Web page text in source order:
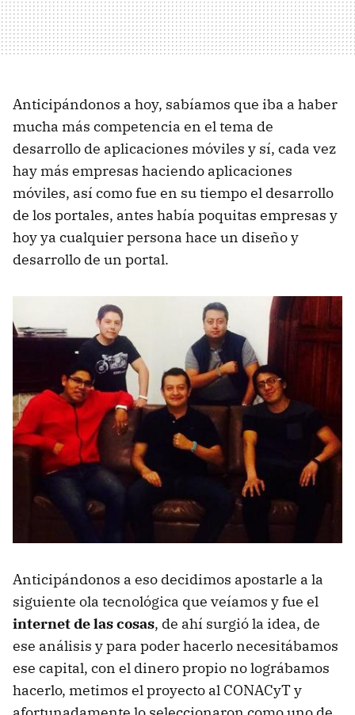
Anticipándonos a hoy, sabíamos que iba a haber
mucha más competencia en el tema de
desarrollo de aplicaciones móviles y sí, cada vez
hay más empresas haciendo aplicaciones
móviles, así como fue en su tiempo el desarrollo
de los portales, antes había poquitas empresas y
hoy ya cualquier persona hace un diseño y
desarrollo de un portal.
Anticipándonos a eso decidimos apostarle a la
siguiente ola tecnológica que veíamos y fue el
internet de las cosas, de ahí surgió la idea, de
ese análisis y para poder hacerlo necesitábamos
ese capital, con el dinero propio no lográbamos
hacerlo, metimos el proyecto al CONACyT y